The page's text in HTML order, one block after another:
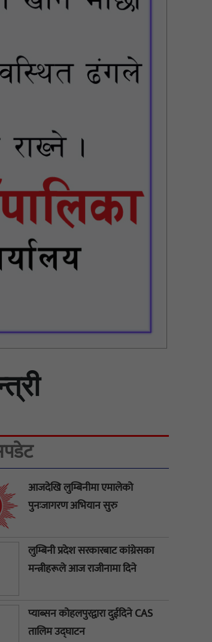
आजदेखि लुम्बिनीमा एमालेको
पुनःजागरण अभियान सुरु
लुम्बिनी प्रदेश सरकारबाट कांग्रेसका
मन्त्रीहरूले आज राजीनामा दिने
प्याब्सन कोहलपुरद्वारा दुईदिने CAS
तालिम उद्घाटन